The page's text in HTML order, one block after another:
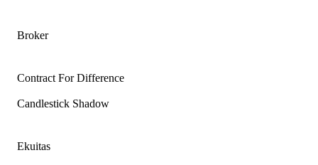
Broker
Contract For Difference
Candlestick Shadow
Ekuitas